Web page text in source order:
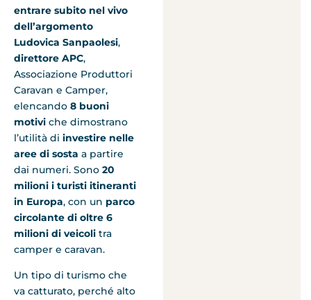
entrare subito nel vivo
dell’argomento
Ludovica Sanpaolesi,
direttore APC,
Associazione Produttori
Caravan e Camper,
elencando 8 buoni
motivi che dimostrano
l’utilità di investire nelle
aree di sosta a partire
dai numeri. Sono 20
milioni i turisti itineranti
in Europa, con un parco
circolante di oltre 6
milioni di veicoli tra
camper e caravan.
Un tipo di turismo che
va catturato, perché alto